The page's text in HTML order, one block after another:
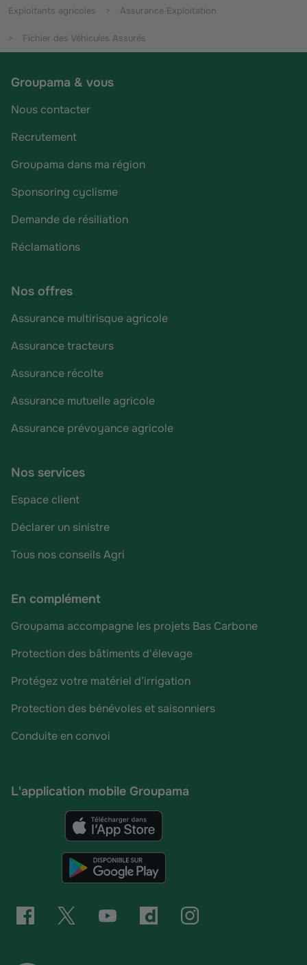
Exploitants agricoles Assurance Exploitation
Fichier des Véhicules Assurés
Groupama & vous
Nous contacter
Recrutement
Groupama dans ma région
Sponsoring cyclisme
Demande de résiliation
Réclamations
Nos offres
Assurance multirisque agricole
Assurance tracteurs
Assurance récolte
Assurance mutuelle agricole
Assurance prévoyance agricole
Nos services
Espace client
Déclarer un sinistre
Tous nos conseils Agri
En complément
Groupama accompagne les projets Bas Carbone
Protection des bâtiments d'élevage
Protégez votre matériel d’irrigation
Protection des bénévoles et saisonniers
Conduite en convoi
L'application mobile Groupama